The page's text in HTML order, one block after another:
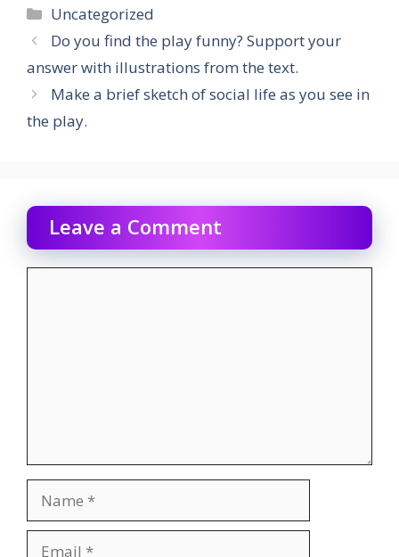
Categories
Uncategorized
Do you find the play funny? Support your
answer with illustrations from the text.
Make a brief sketch of social life as you see in
the play.
Leave a Comment